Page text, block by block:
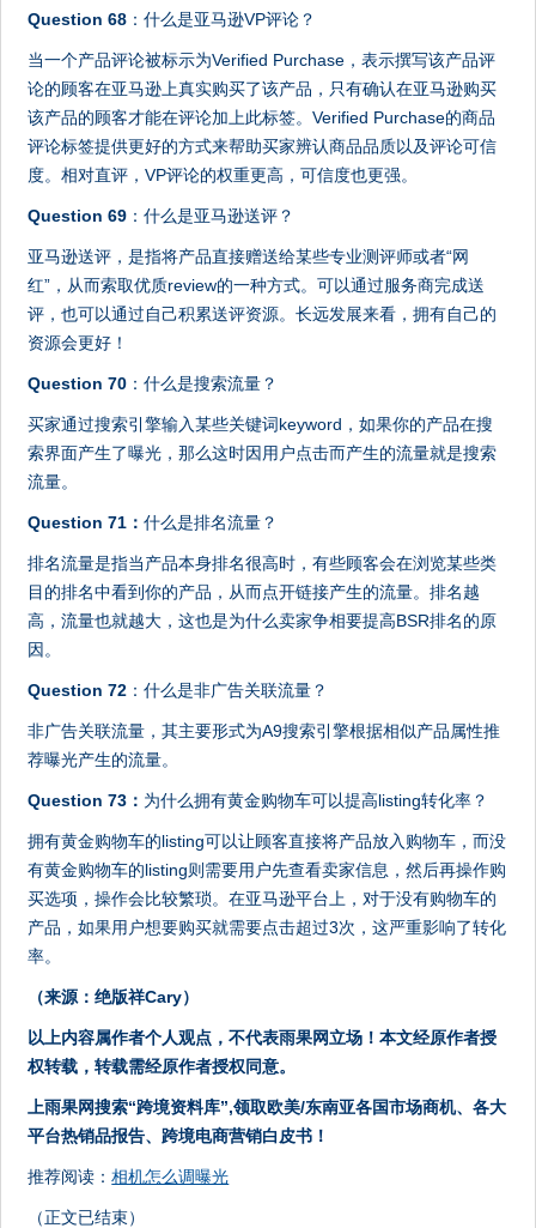
Question 68 ：什么是亚马逊VP评论？
当一个产品评论被标示为Verified Purchase，表示撰写该产品评
论的顾客在亚马逊上真实购买了该产品，只有确认在亚马逊购买
该产品的顾客才能在评论加上此标签。Verified Purchase的商品
评论标签提供更好的方式来帮助买家辨认商品品质以及评论可信
度。相对直评，VP评论的权重更高，可信度也更强。
Question 69 ：什么是亚马逊送评？
亚马逊送评，是指将产品直接赠送给某些专业测评师或者“网
红”，从而索取优质review的一种方式。可以通过服务商完成送
评，也可以通过自己积累送评资源。长远发展来看，拥有自己的
资源会更好！
Question 70 ：什么是搜索流量？
买家通过搜索引擎输入某些关键词keyword，如果你的产品在搜
索界面产生了曝光，那么这时因用户点击而产生的流量就是搜索
流量。
Question 71：什么是排名流量？
排名流量是指当产品本身排名很高时，有些顾客会在浏览某些类
目的排名中看到你的产品，从而点开链接产生的流量。排名越
高，流量也就越大，这也是为什么卖家争相要提高BSR排名的原
因。
Question 72 ：什么是非广告关联流量？
非广告关联流量，其主要形式为A9搜索引擎根据相似产品属性推
荐曝光产生的流量。
Question 73： 为什么拥有黄金购物车可以提高listing转化率？
拥有黄金购物车的listing可以让顾客直接将产品放入购物车，而没
有黄金购物车的listing则需要用户先查看卖家信息，然后再操作购
买选项，操作会比较繁琐。在亚马逊平台上，对于没有购物车的
产品，如果用户想要购买就需要点击超过3次，这严重影响了转化
率。
（来源：绝版祥Cary）
以上内容属作者个人观点，不代表雨果网立场！本文经原作者授
权转载，转载需经原作者授权同意。
上雨果网搜索“跨境资料库”,领取欧美/东南亚各国市场商机、各大
平台热销品报告、跨境电商营销白皮书！
推荐阅读：相机怎么调曝光
（正文已结束）